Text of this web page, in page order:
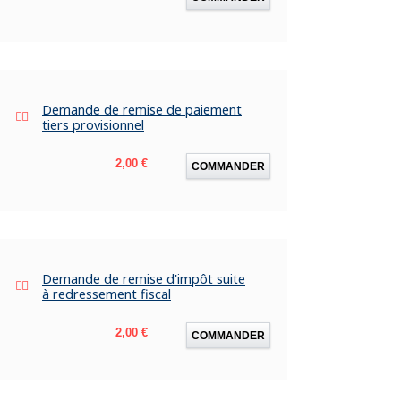
Demande de remise de paiement
tiers provisionnel
Prix
2,00 € COMMANDER
Demande de remise d'impôt suite
à redressement fiscal
Prix
2,00 € COMMANDER